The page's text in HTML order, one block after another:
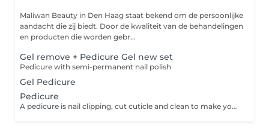
Maliwan Beauty in Den Haag staat bekend om de persoonlijke
aandacht die zij biedt. Door de kwaliteit van de behandelingen
en producten die worden gebr...
Gel remove + Pedicure Gel new set
Pedicure with semi-permanent nail polish
Gel Pedicure
Pedicure
A pedicure is nail clipping, cut cuticle and clean to make your feet smooth and soft ( not including gel or nails polish) if you would like to put the colour please choose Gel pedicure.